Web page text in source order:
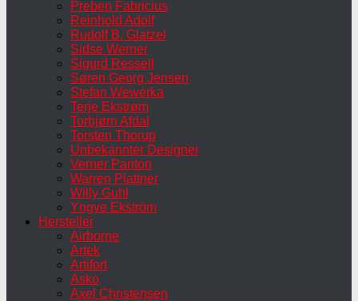
Preben Fabricius
Reinhold Adolf
Rudolf B. Glatzel
Sidse Werner
Sigurd Ressell
Søren Georg Jensen
Stefan Wewerka
Terje Ekstrøm
Torbjørn Afdal
Torsten Thorup
Unbekannter Designer
Verner Panton
Warren Plattner
Willy Guhl
Yngve Ekström
Hersteller
Airborne
Artek
Artifort
Asko
Axel Christensen